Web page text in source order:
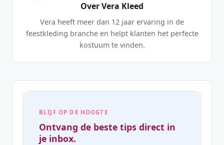
Over Vera Kleed
Vera heeft meer dan 12 jaar ervaring in de
feestkleding branche en helpt klanten het perfecte
kostuum te vinden.
BLIJF OP DE HOOGTE
Ontvang de beste tips direct in
je inbox.